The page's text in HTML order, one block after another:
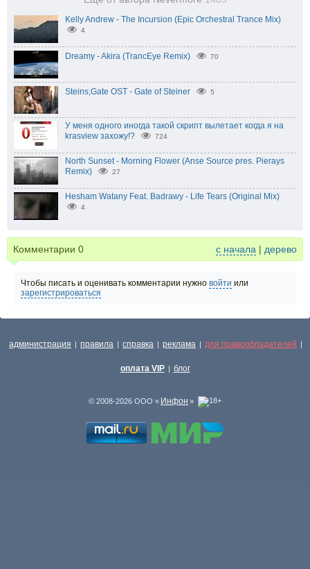
Kelly Andrew - The Incursion (Epic Orchestral Trance Mix)
4
Dreamy - Akira (TrancEye Remix) 70
Steins;Gate OST - Gate of Steiner 5
У меня одного иногда такой скрипт вылетает когда я на
krasview захожу!?
724
North Sunset - Morning Flower (Anse Source pres. Pierays
Remix)
27
Hesham Watany Feat. Badrawy - Life Tears (Original Mix)
4
Комментарии 0 с начала | дерево
Чтобы писать и оценивать комментарии нужно войти или
зарегистрироваться
администрация | правила | справка | реклама | для правообладателей |
оплата VIP | блог
© 2008-2026 ООО « Инфон »